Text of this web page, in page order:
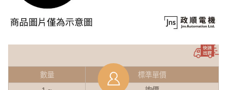
數量
標準單價